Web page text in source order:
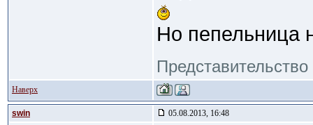
Но пепельница
Наверх
swin 05.08.2013, 16:48